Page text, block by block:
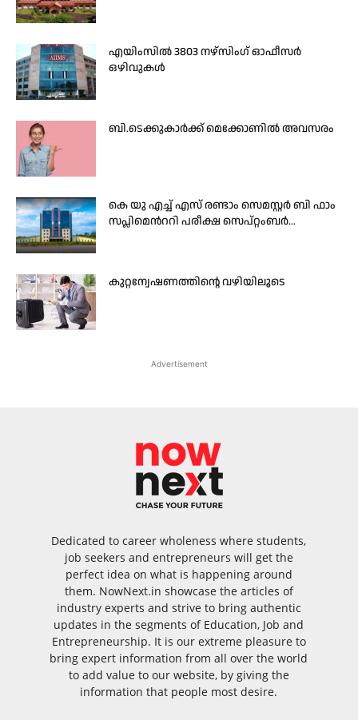
എയിംസിൽ 3803 നഴ്സിംഗ് ഓഫീസർ
ഒഴിവുകൾ
ബി.ടെക്കുകാര്‍ക്ക് മെക്കോണില്‍ അവസരം
കെ യു എച്ച് എസ് രണ്ടാം സെമസ്റ്റർ ബി ഫാം
സപ്ലിമെന്‍ററി പരീക്ഷ സെപ്റ്റംബർ...
കുറ്റന്വേഷണത്തിന്റെ വഴിയിലൂടെ
Advertisement
Dedicated to career wholeness where students,
job seekers and entrepreneurs will get the
perfect idea on what is happening around
them. NowNext.in showcase the articles of
industry experts and strive to bring authentic
updates in the segments of Education, Job and
Entrepreneurship. It is our extreme pleasure to
bring expert information from all over the world
to add value to our website, by giving the
information that people most desire.